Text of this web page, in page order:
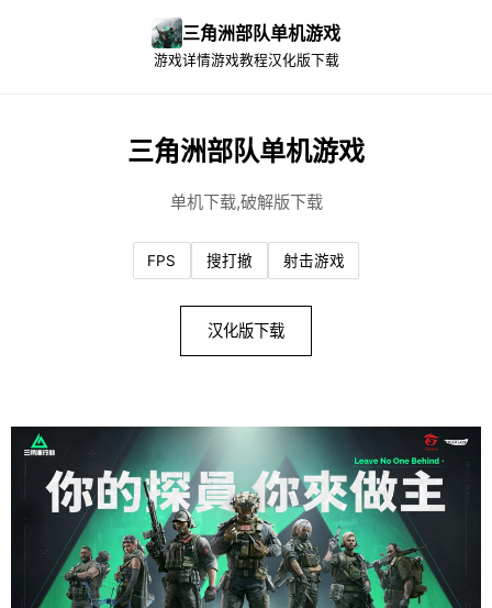
三角洲部队单机游戏
游戏详情游戏教程汉化版下载
三角洲部队单机游戏
单机下载,破解版下载
FPS 搜打撤 射击游戏
汉化版下载